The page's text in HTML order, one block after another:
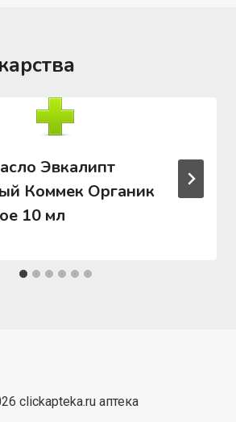
Эвкалипт
Коммек Органик
10 мл
clickapteka.ru аптека